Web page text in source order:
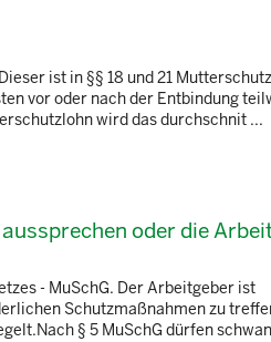
ist in §§ 18 und 21
vor oder nach der Entbindung
wird das durchschnit ...
oder die
- MuSchG. Der Arbeitgeber ist
Schutzmaßnahmen zu
§ 5 MuSchG dürfen